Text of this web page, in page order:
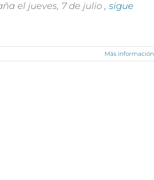
el jueves, 7 de julio , sigue
Más información